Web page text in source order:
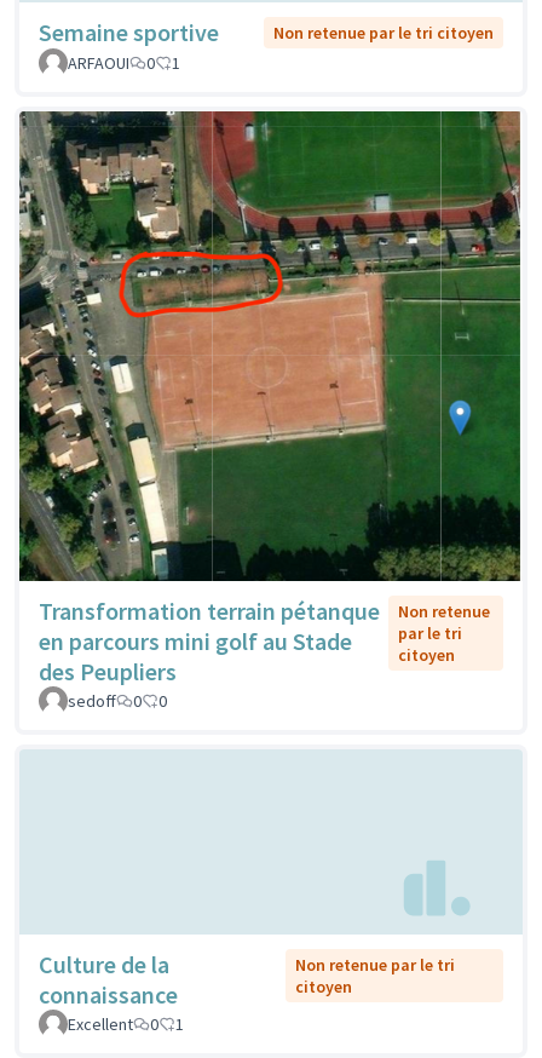
Semaine sportive
Non retenue par le tri citoyen
ARFAOUI
0 1
Transformation terrain pétanque
en parcours mini golf au Stade
des Peupliers
Non retenue
par le tri
citoyen
sedoff 0 0
Culture de la
connaissance
Non retenue par le tri
citoyen
Excellent
0 1